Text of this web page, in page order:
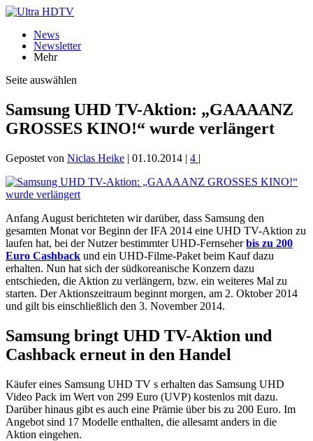
News
Newsletter
Mehr
Seite auswählen
Samsung UHD TV-Aktion: „GAAAANZ
GROSSES KINO!“ wurde verlängert
Gepostet von Niclas Heike | 01.10.2014 | 4 |
Anfang August berichteten wir darüber, dass Samsung den
gesamten Monat vor Beginn der IFA 2014 eine UHD TV-Aktion zu
laufen hat, bei der Nutzer bestimmter UHD-Fernseherbis zu 200
Euro Cashback und ein UHD-Filme-Paket beim Kauf dazu
erhalten. Nun hat sich der südkoreanische Konzern dazu
entschieden, die Aktion zu verlängern, bzw. ein weiteres Mal zu
starten. Der Aktionszeitraum beginnt morgen, am 2. Oktober 2014
und gilt bis einschließlich den 3. November 2014.
Samsung bringt UHD TV-Aktion und
Cashback erneut in den Handel
Käufer eines Samsung UHD TV s erhalten das Samsung UHD
Video Pack im Wert von 299 Euro (UVP) kostenlos mit dazu.
Darüber hinaus gibt es auch eine Prämie über bis zu 200 Euro. Im
Angebot sind 17 Modelle enthalten, die allesamt anders in die
Aktion eingehen.